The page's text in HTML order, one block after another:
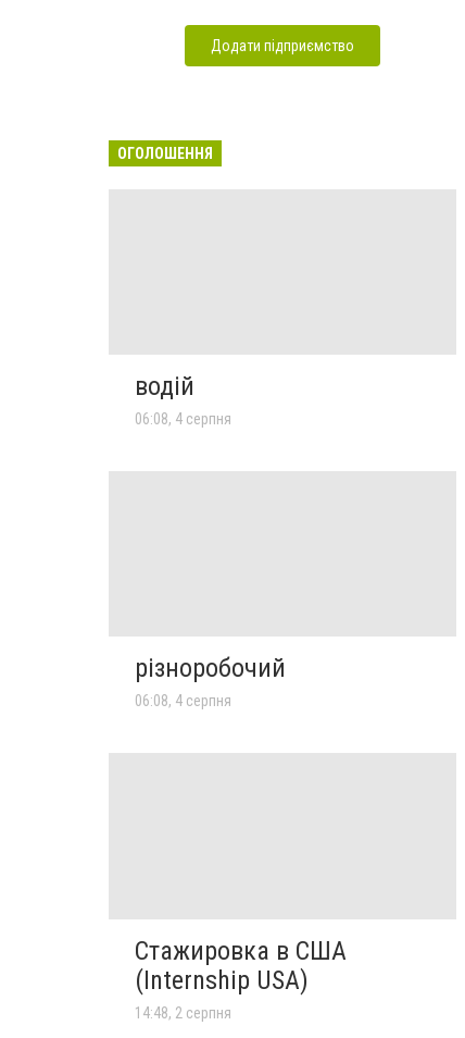
Додати підприємство
ОГОЛОШЕННЯ
водій
06:08, 4 серпня
різноробочий
06:08, 4 серпня
Стажировка в США
(Internship USA)
14:48, 2 серпня